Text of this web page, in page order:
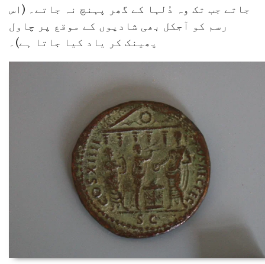
جاتے جب تک وہ دُلہا کے گھر پہنچ نہ جاتے۔ (اس
رسم کو آجکل بھی شادیوں کے موقع پر چاول
پھینک کر یاد کیا جاتا ہے)۔